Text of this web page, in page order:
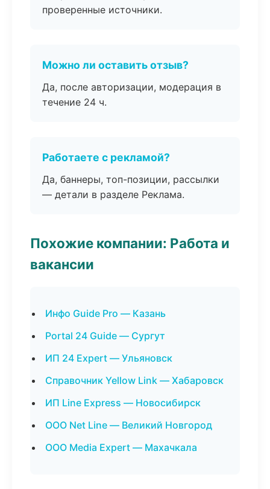
проверенные источники.
Можно ли оставить отзыв?
Да, после авторизации, модерация в
течение 24 ч.
Работаете с рекламой?
Да, баннеры, топ-позиции, рассылки
— детали в разделе Реклама.
Похожие компании: Работа и
вакансии
Инфо Guide Pro — Казань
Portal 24 Guide — Сургут
ИП 24 Expert — Ульяновск
Справочник Yellow Link — Хабаровск
ИП Line Express — Новосибирск
ООО Net Line — Великий Новгород
ООО Media Expert — Махачкала